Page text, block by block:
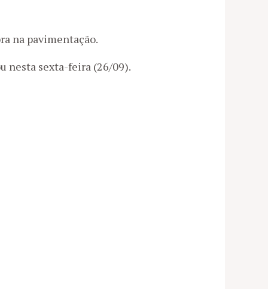
na pavimentação.
nesta sexta-feira (26/09).